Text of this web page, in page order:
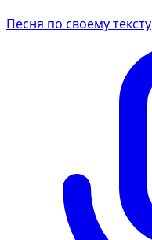
Песня по своему тексту